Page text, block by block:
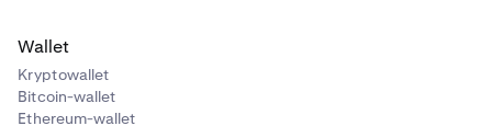
Wallet
Kryptowallet
Bitcoin-wallet
Ethereum-wallet